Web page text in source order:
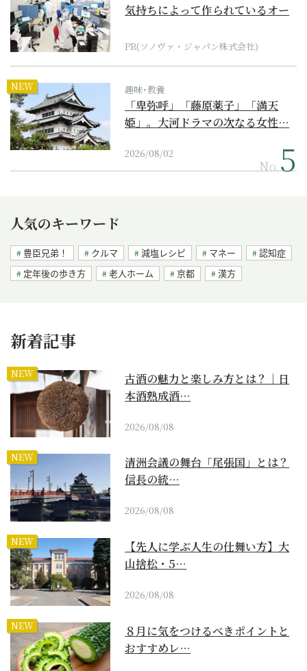
気持ちによって作られているオー
PR(ソノヴァ・ジャパン株式会社)
NEW 趣味･教養
「卑弥呼」「藤原薬子」「満天
姫」。大河ドラマの次なる女性…
2026/08/02
No.
人気のキーワード
豊臣兄弟！ クルマ 減塩レシピ マネー
認知症
定年後の歩き方
老人ホーム 京都 漢方
新着記事
NEW
古酒の魅力と楽しみ方とは？｜日
本酒熟成酒…
2026/08/08
NEW
清洲会議の舞台「尾張国」とは？
信長の統…
2026/08/08
NEW
【先人に学ぶ人生の仕舞い方】大
山捨松・5…
2026/08/08
NEW
８月に気をつけるべきポイントと
おすすめレ…